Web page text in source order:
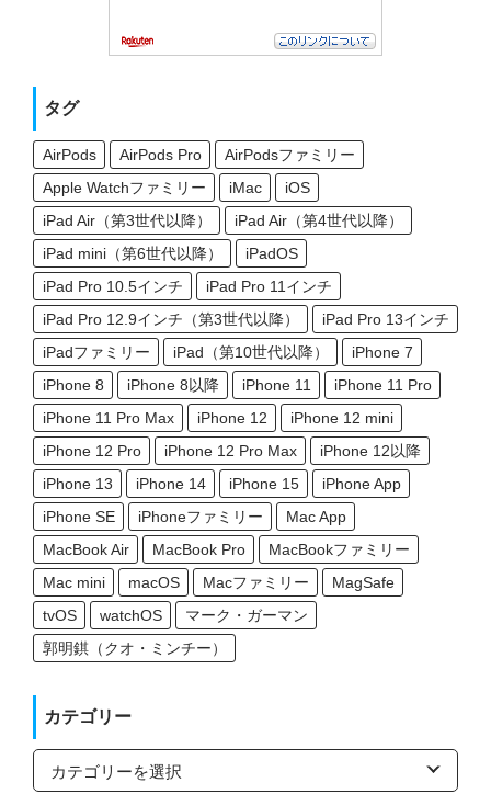
タグ
AirPods AirPods Pro
AirPodsファミリー
Apple Watchファミリー
iMac
iOS
iPad Air（第3世代以降）
iPad Air（第4世代以降）
iPad mini（第6世代以降）
iPadOS
iPad Pro 10.5インチ
iPad Pro 11インチ
iPad Pro 12.9インチ（第3世代以降）
iPad Pro 13インチ
iPadファミリー
iPad（第10世代以降）
iPhone 7
iPhone 8
iPhone 8以降 iPhone 11
iPhone 11 Pro
iPhone 11 Pro Max
iPhone 12
iPhone 12 mini
iPhone 12 Pro
iPhone 12 Pro Max
iPhone 12以降
iPhone 13
iPhone 14 iPhone 15
iPhone App
iPhone SE
iPhoneファミリー
Mac App
MacBook Air
MacBook Pro
MacBookファミリー
Mac mini
macOS Macファミリー
MagSafe
tvOS
watchOS
マーク・ガーマン
郭明錤（クオ・ミンチー）
カテゴリー
カ
ゴ